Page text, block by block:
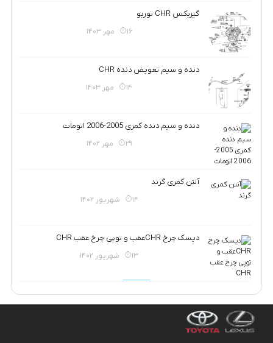
گیربکس CHR توربو
16 مهر 1403
دنده و سیم تعویض دنده CHR
14 مهر 1403
دنده و سیم دنده کمری 2005-2006 اتومات
29 مهر 1402
آنتن کمری گرند
14 شهریور 1402
دیسک چرخ CHRعقب و توپی چرخ عقب CHR
13 شهریور 1402